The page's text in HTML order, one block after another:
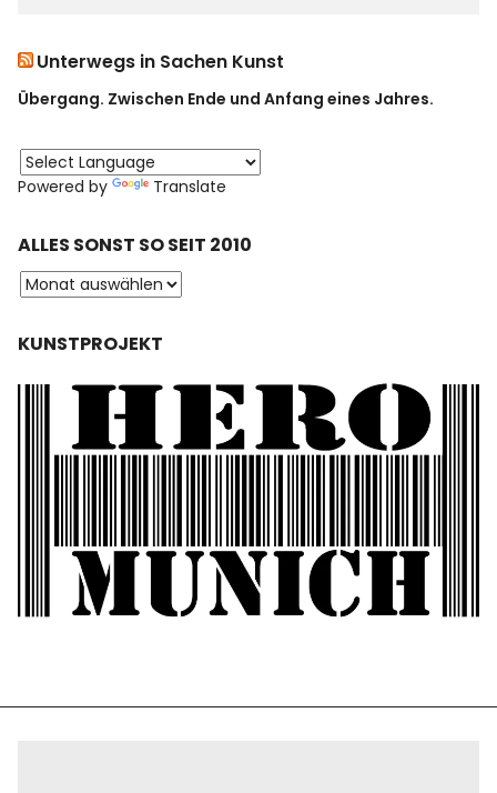
Unterwegs in Sachen Kunst
Übergang. Zwischen Ende und Anfang eines Jahres.
Powered by Translate
ALLES SONST SO SEIT 2010
KUNSTPROJEKT